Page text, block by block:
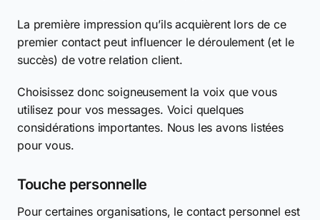
La première impression qu’ils acquièrent lors de ce
premier contact peut influencer le déroulement (et le
succès) de votre relation client.
Choisissez donc soigneusement la voix que vous
utilisez pour vos messages. Voici quelques
considérations importantes. Nous les avons listées
pour vous.
Touche personnelle
Pour certaines organisations, le contact personnel est